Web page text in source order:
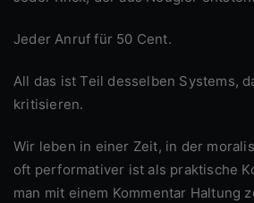
Jeder Anruf für 50 Cent.
All das ist Teil desselben Systems, das wir gleichzeitig
kritisieren.
Wir leben in einer Zeit, in der moralische Positionierung
oft performativer ist als praktische
man mit einem Kommentar Haltung